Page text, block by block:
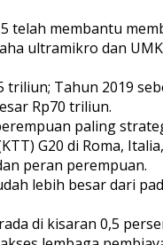
telah membantu
ultramikro dan
Tahun 2019
Rp70 triliun.
paling
G20 di Roma,
peran perempuan.
lebih besar dari
di kisaran 0,5